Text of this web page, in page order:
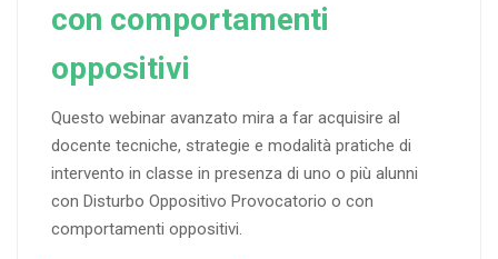
con comportamenti
oppositivi
Questo webinar avanzato mira a far acquisire al
docente tecniche, strategie e modalità pratiche di
intervento in classe in presenza di uno o più alunni
con Disturbo Oppositivo Provocatorio o con
comportamenti oppositivi.